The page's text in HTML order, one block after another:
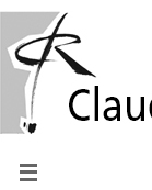
Zum
springen